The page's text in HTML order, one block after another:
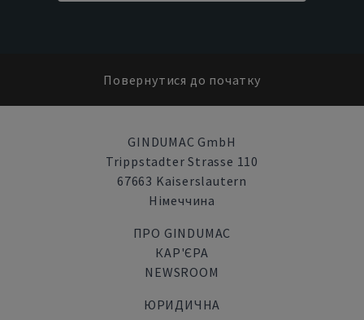
Повернутися до початку
GINDUMAC GmbH
Trippstadter Strasse 110
67663 Kaiserslautern
Німеччина
ПРО GINDUMAC
КАР'ЄРА
NEWSROOM
ЮРИДИЧНА